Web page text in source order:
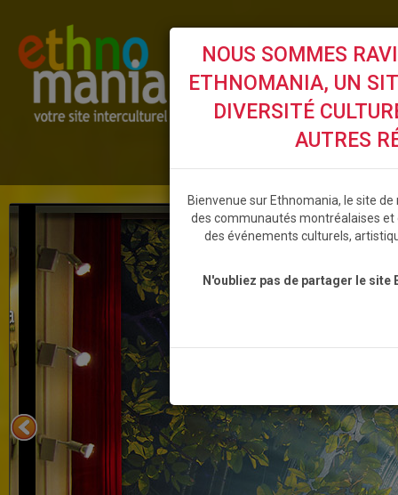
NOUS SOMMES
ETHNOMANIA, UN
DIVERSITÉ
AUTRES
Bienvenue sur Ethnomania, le site
des communautés montréalaises
des événements culturels,
N'oubliez pas de partager le
ACCUEIL ÉVÉNEMENTS